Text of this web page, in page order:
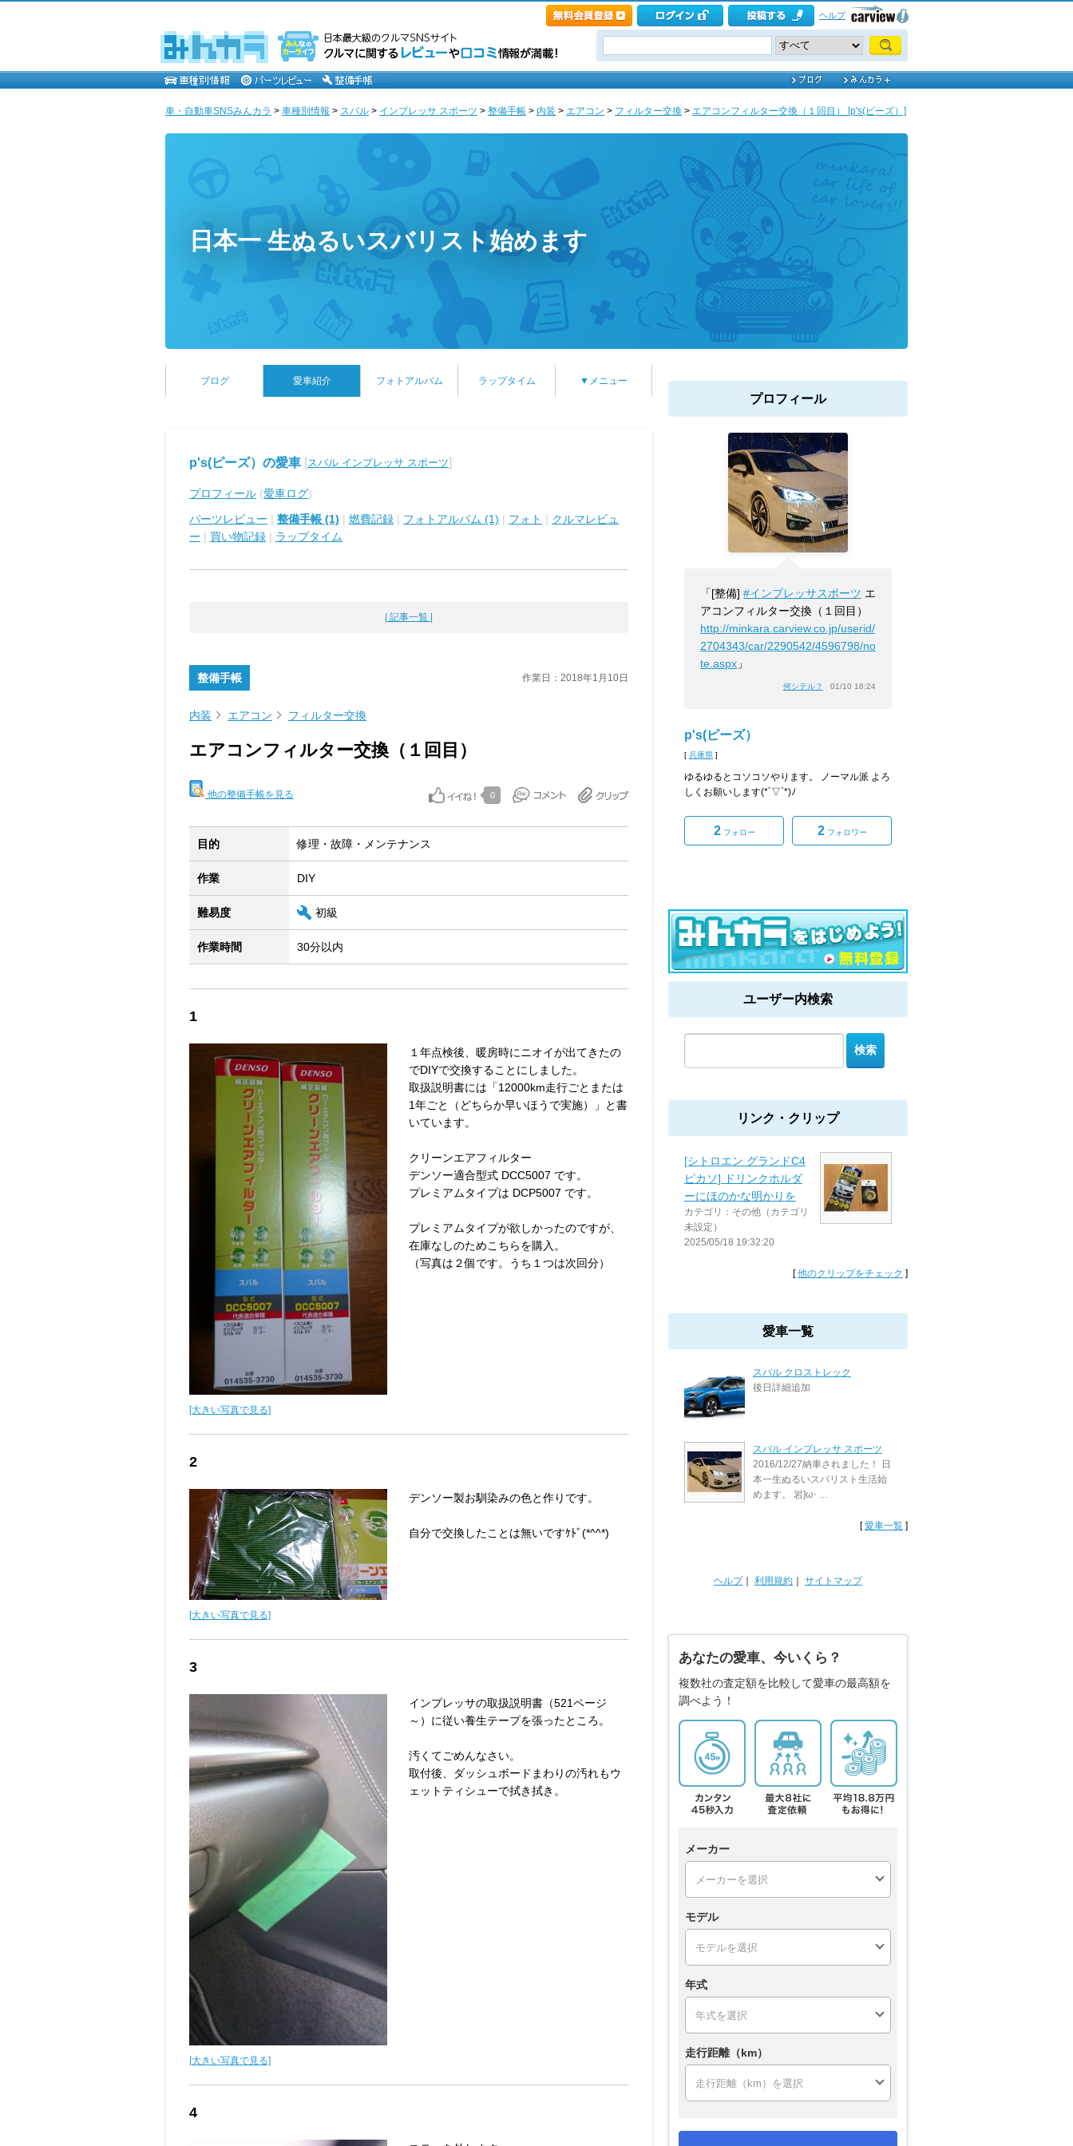
ヘルプ
車・自動車SNSみんカラ > 車種別情報 > スバル > インプレッサ スポーツ > 整備手帳 > 内装 > エアコン > フィルター交換 > エアコンフィルター交換（１回目） [p's(ピーズ）]
日本一 生ぬるいスバリスト始めます
ブログ 愛車紹介 フォトアルバム ラップタイム ▼メニュー
p's(ピーズ）の愛車 [スバル インプレッサ スポーツ]
プロフィール (愛車ログ)
パーツレビュー | 整備手帳 (1) | 燃費記録 | フォトアルバム (1) | フォト | クルマレビュ
ー | 買い物記録 | ラップタイム
| 記事一覧 |
整備手帳 作業日：2018年1月10日
内装 エアコン フィルター交換
エアコンフィルター交換（１回目）
他の整備手帳を見る 0
目的 修理・故障・メンテナンス
作業 DIY
難易度 初級
作業時間 30分以内
1
[大きい写真で見る]
１年点検後、暖房時にニオイが出てきたの
でDIYで交換することにしました。
取扱説明書には「12000km走行ごとまたは
1年ごと（どちらか早いほうで実施）」と書
いています。
クリーンエアフィルター
デンソー適合型式 DCC5007 です。
プレミアムタイプは DCP5007 です。
プレミアムタイプが欲しかったのですが、
在庫なしのためこちらを購入。
（写真は２個です。うち１つは次回分）
2
[大きい写真で見る]
デンソー製お馴染みの色と作りです。
自分で交換したことは無いですｹﾄﾞ(*^^*)
3
[大きい写真で見る]
インプレッサの取扱説明書（521ページ
～）に従い養生テープを張ったところ。
汚くてごめんなさい。
取付後、ダッシュボードまわりの汚れもウ
ェットティシューで拭き拭き。
4
プロフィール
「[整備] #インプレッサスポーツ エ
アコンフィルター交換（１回目）
http://minkara.carview.co.jp/userid/
2704343/car/2290542/4596798/no
te.aspx 」
何シテル？ 01/10 18:24
p's(ピーズ）
[ 兵庫県 ]
ゆるゆるとコソコソやります。 ノーマル派 よろ
しくお願いします(*´▽`*)ﾉ
2フォロー 2フォロワー
ユーザー内検索
リンク・クリップ
[シトロエン グランドC4
ピカソ] ドリンクホルダ
ーにほのかな明かりを
カテゴリ：その他（カテゴリ
未設定）
2025/05/18 19:32:20
[他のクリップをチェック ]
愛車一覧
スバル クロストレック
後日詳細追加
スバル インプレッサ スポーツ
2016/12/27納車されました！ 日
本一生ぬるいスバリスト生活始
めます。 岩]ω･ ...
[愛車一覧 ]
ヘルプ｜ 利用規約 サイトマップ
あなたの愛車、今いくら？
複数社の査定額を比較して愛車の最高額を
調べよう！
メーカー
モデル
年式
走行距離（km）